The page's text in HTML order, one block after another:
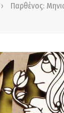
›
Παρθένος: